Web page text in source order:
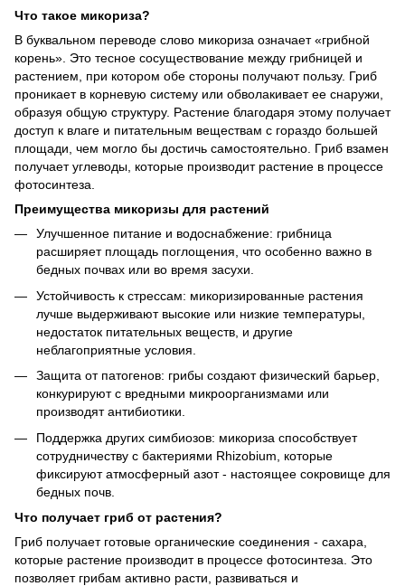
Что такое микориза?
В буквальном переводе слово микориза означает «грибной
корень». Это тесное сосуществование между грибницей и
растением, при котором обе стороны получают пользу. Гриб
проникает в корневую систему или обволакивает ее снаружи,
образуя общую структуру. Растение благодаря этому получает
доступ к влаге и питательным веществам с гораздо большей
площади, чем могло бы достичь самостоятельно. Гриб взамен
получает углеводы, которые производит растение в процессе
фотосинтеза.
Преимущества микоризы для растений
Улучшенное питание и водоснабжение: грибница
расширяет площадь поглощения, что особенно важно в
бедных почвах или во время засухи.
Устойчивость к стрессам: микоризированные растения
лучше выдерживают высокие или низкие температуры,
недостаток питательных веществ, и другие
неблагоприятные условия.
Защита от патогенов: грибы создают физический барьер,
конкурируют с вредными микроорганизмами или
производят антибиотики.
Поддержка других симбиозов: микориза способствует
сотрудничеству с бактериями Rhizobium, которые
фиксируют атмосферный азот - настоящее сокровище для
бедных почв.
Что получает гриб от растения?
Гриб получает готовые органические соединения - сахара,
которые растение производит в процессе фотосинтеза. Это
позволяет грибам активно расти, развиваться и